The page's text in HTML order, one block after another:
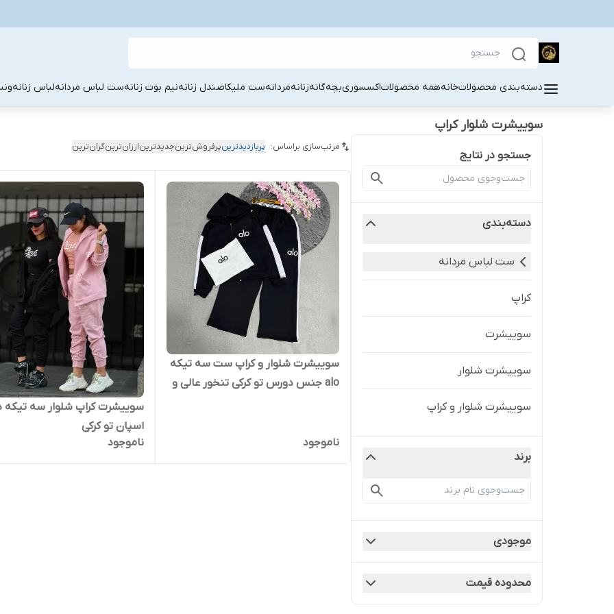
دسته‌بندی محصولاتخانههمه محصولاتاکسسوریبچه‌گانهزنانهمردانهست ملیکاصندل زنانهنیم بوت زنانهست لباس مردانهلباس زنانه
سوییشرت شلوار کراپ
جستجو در نتایج
دسته‌بندی
ست لباس مردانه
کراپ
سوییشرت
سوییشرت شلوار
سوییشرت شلوار و کراپ
برند
موجودی
محدوده قیمت
مرتب‌سازی براساس: پربازدیدترینپرفروش‌ترینجدیدترینارزان‌ترینگران‌ترین
سوییشرت شلوار و کراپ ست سه تیکه
alo جنس دورس تو کرکی تنخور عالی و
ناموجود
سوییشرت کراپ شلوار سه
اسپان تو کرکی
ناموجود